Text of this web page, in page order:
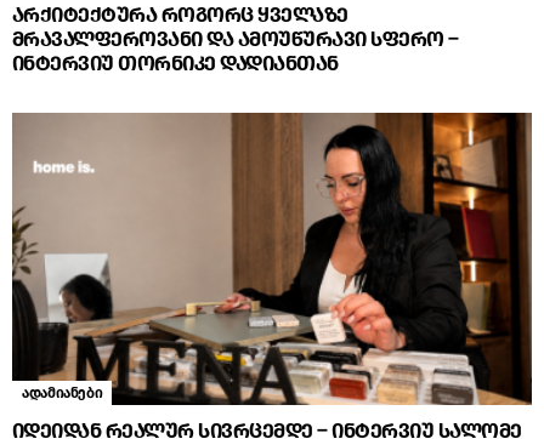
არქიტექტურა როგორც ყველაზე
მრავალფეროვანი და ამოუწურავი სფერო –
ინტერვიუ თორნიკე დადიანთან
ადამიანები
იდეიდან რეალურ სივრცემდე – ინტერვიუ სალომე